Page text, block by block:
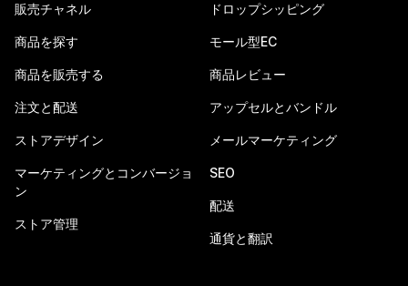
販売チャネル
商品を探す
商品を販売する
注文と配送
ストアデザイン
マーケティングとコンバージョ
ン
ストア管理
ドロップシッピング
モール型EC
商品レビュー
アップセルとバンドル
メールマーケティング
SEO
配送
通貨と翻訳